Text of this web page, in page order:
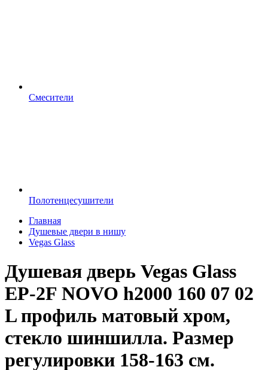
Смесители
Полотенцесушители
Главная
Душевые двери в нишу
Vegas Glass
Душевая дверь Vegas Glass
EP-2F NOVO h2000 160 07 02
L профиль матовый хром,
стекло шиншилла. Размер
регулировки 158-163 см.